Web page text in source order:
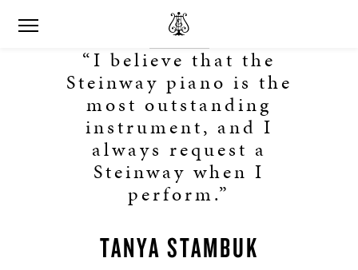
“I believe that the
Steinway piano is the
most outstanding
instrument, and I
always request a
Steinway when I
perform.”
TANYA STAMBUK